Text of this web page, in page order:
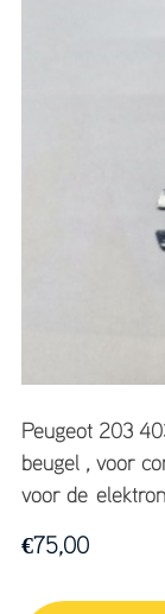
Peugeot 203
beugel , voor
voor de
€75,00